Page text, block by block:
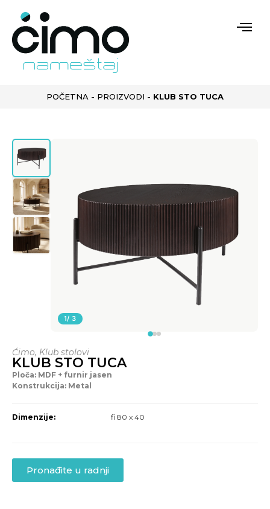
POČETNA - PROIZVODI - KLUB STO TUCA
1/ 3
Ćimo, Klub stolovi
KLUB STO TUCA
Ploča: MDF + furnir jasen
Konstrukcija: Metal
Dimenzije: fi 80 x 40
Pronađite u radnji